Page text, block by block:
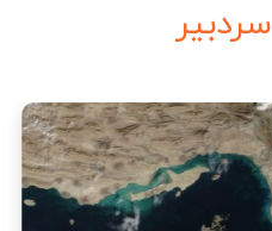
سردبیر